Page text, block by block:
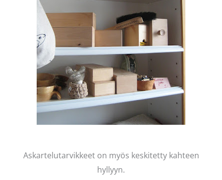
Askartelutarvikkeet on myös keskitetty kahteen
hyllyyn.